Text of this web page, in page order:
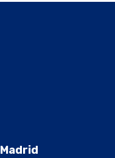
Madrid